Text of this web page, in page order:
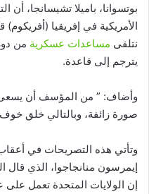
بوتسوانا، باميلا تشيسانجا، أن
نتلقى مساعدات عسكرية من
يترجم إلى قاعدة.
وأضاف: ” من المؤسف أن يسعى
صورة زائفة، وبالتالي خلق خوف
وتأتي هذه التصريحات في
إيمرسون منانجاجوا، الذي قال
إن الولايات المتحدة تعمل على